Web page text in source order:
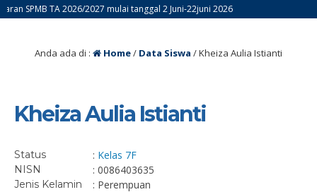
SPMB TA 2026/2027 mulai tanggal 2 Juni-22juni 2026
akhir Semester Genap (ASAS) Kelas 9 Dilaksanakan Tanggal 4-9 Mei,
Anda ada di : Home/ Data Siswa /Kheiza Aulia Istianti
Kheiza Aulia Istianti
Status : Kelas 7F
NISN : 0086403635
Jenis Kelamin : Perempuan